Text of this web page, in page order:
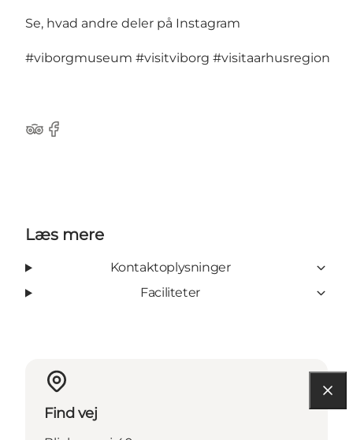
Se, hvad andre deler på Instagram
#viborgmuseum #visitviborg #visitaarhusregion
TripAdvisor
Facebook
Læs mere
Kontaktoplysninger
Faciliteter
Find vej